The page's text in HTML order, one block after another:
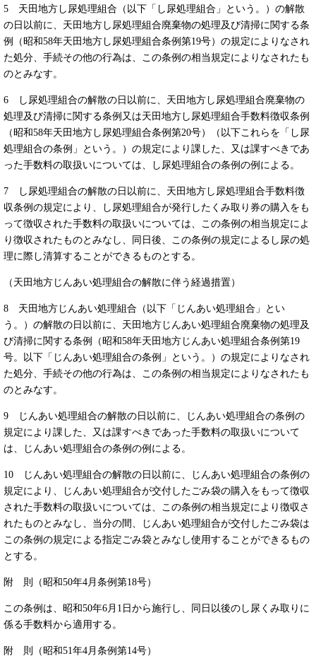
5 天田地方し尿処理組合（以下「し尿処理組合」という。）の解散
の日以前に、天田地方し尿処理組合廃棄物の処理及び清掃に関する条
例（昭和58年天田地方し尿処理組合条例第19号）の規定によりなされ
た処分、手続その他の行為は、この条例の相当規定によりなされたも
のとみなす。
6 し尿処理組合の解散の日以前に、天田地方し尿処理組合廃棄物の
処理及び清掃に関する条例又は天田地方し尿処理組合手数料徴収条例
（昭和58年天田地方し尿処理組合条例第20号）（以下これらを「し尿
処理組合の条例」という。）の規定により課した、又は課すべきであ
った手数料の取扱いについては、し尿処理組合の条例の例による。
7 し尿処理組合の解散の日以前に、天田地方し尿処理組合手数料徴
収条例の規定により、し尿処理組合が発行したくみ取り券の購入をも
って徴収された手数料の取扱いについては、この条例の相当規定によ
り徴収されたものとみなし、同日後、この条例の規定によるし尿の処
理に際し清算することができるものとする。
（天田地方じんあい処理組合の解散に伴う経過措置）
8 天田地方じんあい処理組合（以下「じんあい処理組合」とい
う。）の解散の日以前に、天田地方じんあい処理組合廃棄物の処理及
び清掃に関する条例（昭和58年天田地方じんあい処理組合条例第19
号。以下「じんあい処理組合の条例」という。）の規定によりなされ
た処分、手続その他の行為は、この条例の相当規定によりなされたも
のとみなす。
9 じんあい処理組合の解散の日以前に、じんあい処理組合の条例の
規定により課した、又は課すべきであった手数料の取扱いについて
は、じんあい処理組合の条例の例による。
10 じんあい処理組合の解散の日以前に、じんあい処理組合の条例の
規定により、じんあい処理組合が交付したごみ袋の購入をもって徴収
された手数料の取扱いについては、この条例の相当規定により徴収さ
れたものとみなし、当分の間、じんあい処理組合が交付したごみ袋は
この条例の規定による指定ごみ袋とみなし使用することができるもの
とする。
附 則（昭和50年4月条例第18号）
この条例は、昭和50年6月1日から施行し、同日以後のし尿くみ取りに
係る手数料から適用する。
附 則（昭和51年4月条例第14号）